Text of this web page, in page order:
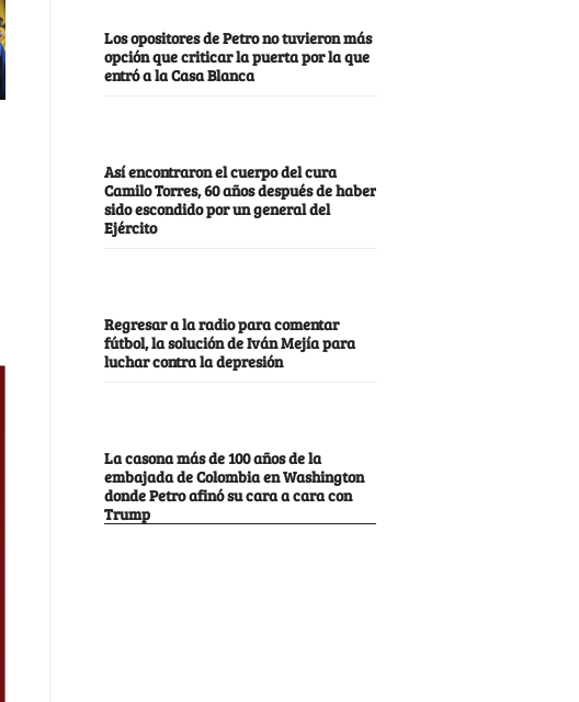
Los opositores de Petro no tuvieron más
opción que criticar la puerta por la que
entró a la Casa Blanca
Así encontraron el cuerpo del cura
Camilo Torres, 60 años después de haber
sido escondido por un general del
Ejército
Regresar a la radio para comentar
fútbol, la solución de Iván Mejía para
luchar contra la depresión
La casona más de 100 años de la
embajada de Colombia en Washington
donde Petro afinó su cara a cara con
Trump